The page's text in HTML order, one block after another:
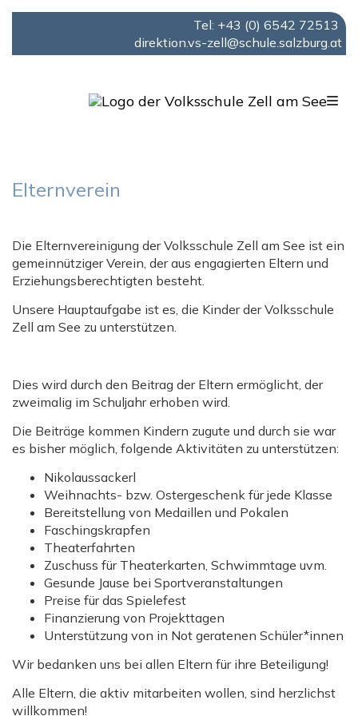
Tel: +43 (0) 6542 72513
direktion.vs-zell@schule.salzburg.at
Navigation aufklappen
Elternverein
Die Elternvereinigung der Volksschule Zell am See ist ein
gemeinnütziger Verein, der aus engagierten Eltern und
Erziehungsberechtigten besteht.
Unsere Hauptaufgabe ist es, die Kinder der Volksschule
Zell am See zu unterstützen.
Dies wird durch den Beitrag der Eltern ermöglicht, der
zweimalig im Schuljahr erhoben wird.
Die Beiträge kommen Kindern zugute und durch sie war
es bisher möglich, folgende Aktivitäten zu unterstützen:
Nikolaussackerl
Weihnachts- bzw. Ostergeschenk für jede Klasse
Bereitstellung von Medaillen und Pokalen
Faschingskrapfen
Theaterfahrten
Zuschuss für Theaterkarten, Schwimmtage uvm.
Gesunde Jause bei Sportveranstaltungen
Preise für das Spielefest
Finanzierung von Projekttagen
Unterstützung von in Not geratenen Schüler*innen
Wir bedanken uns bei allen Eltern für ihre Beteiligung!
Alle Eltern, die aktiv mitarbeiten wollen, sind herzlichst
willkommen!